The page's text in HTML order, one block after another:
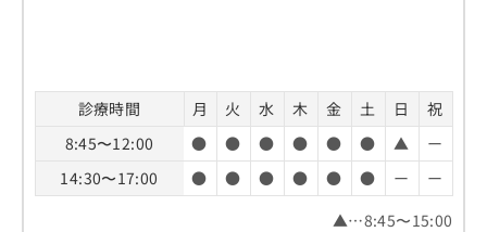
診療時間 月 火 水 木 金 土 日
祝
8:45〜12:00
● ● ● ● ● ● ▲
ー
14:30〜17:00
● ● ● ● ● ● ー
ー
▲…8:45〜15:00